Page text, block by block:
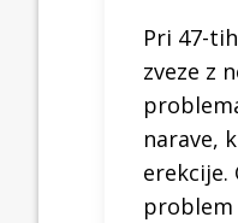
Pri 47-
zveze z
narave,
erekcije.
problem